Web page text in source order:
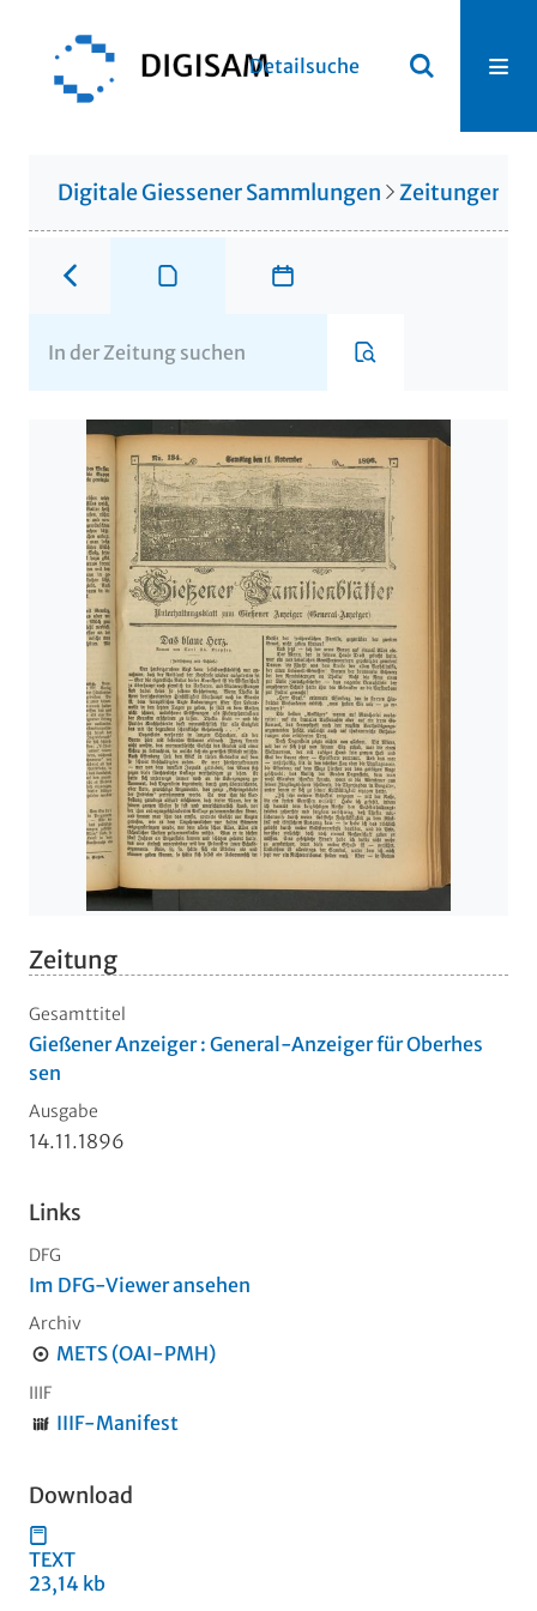
Detailsuche
Digitale Giessener Sammlungen Zeitungen
Zeitung
Gesamttitel
Gießener Anzeiger : General-Anzeiger für Oberhes
sen
Ausgabe
14.11.1896
Links
DFG
Im DFG-Viewer ansehen
Archiv
METS (OAI-PMH)
IIIF
IIIF-Manifest
Download
TEXT
23,14 kb